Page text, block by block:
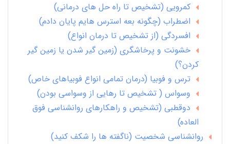
کمرویی (تشخیص تا راه حل های درمانی)
اضطراب (چگونه بعه استرس هایم پایان دادم)
افسردگی (از تشخیص تا درمان انواع)
خشونت و پرخاشگری (زمین گیر شدن یا زمین گیر
کردن؟)
ترس و فوبیا (درمان تمامی انواع فوبیاهای خاص)
وسواس ( تشخیص تا رهایی از وسواسی بودن)
دوقطبی (تشخیص و راهکارهای روانشناسی فوق
العاده)
روانشناسی شخصیت (ناگفته ها را شکف کنید)